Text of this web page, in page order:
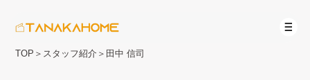
TOP ＞ スタッフ紹介 ＞ 田中 信司